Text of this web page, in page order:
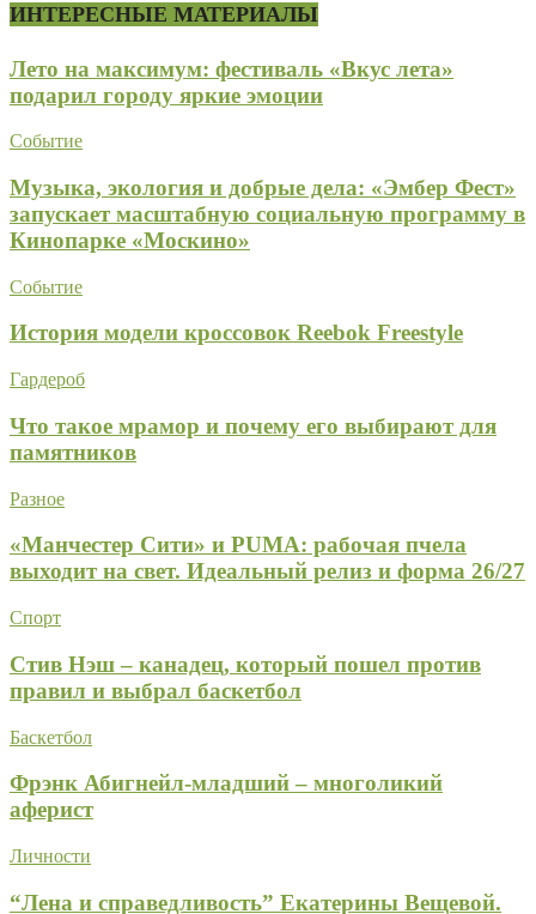
ИНТЕРЕСНЫЕ МАТЕРИАЛЫ
Лето на максимум: фестиваль «Вкус лета»
подарил городу яркие эмоции
Событие
Музыка, экология и добрые дела: «Эмбер Фест»
запускает масштабную социальную программу в
Кинопарке «Москино»
Событие
История модели кроссовок Reebok Freestyle
Гардероб
Что такое мрамор и почему его выбирают для
памятников
Разное
«Манчестер Сити» и PUMA: рабочая пчела
выходит на свет. Идеальный релиз и форма 26/27
Спорт
Стив Нэш – канадец, который пошел против
правил и выбрал баскетбол
Баскетбол
Фрэнк Абигнейл-младший – многоликий
аферист
Личности
“Лена и справедливость” Екатерины Вещевой.